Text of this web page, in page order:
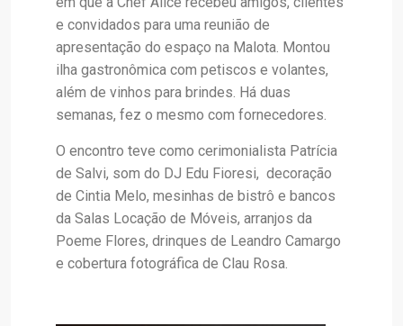
e convidados para uma reunião de
apresentação do espaço na Malota. Montou
ilha gastronômica com petiscos e volantes,
além de vinhos para brindes. Há duas
semanas, fez o mesmo com fornecedores.
O encontro teve como cerimonialista Patrícia
de Salvi, som do DJ Edu Fioresi, decoração
de Cintia Melo, mesinhas de bistrô e bancos
da Salas Locação de Móveis, arranjos da
Poeme Flores, drinques de Leandro Camargo
e cobertura fotográfica de Clau Rosa.